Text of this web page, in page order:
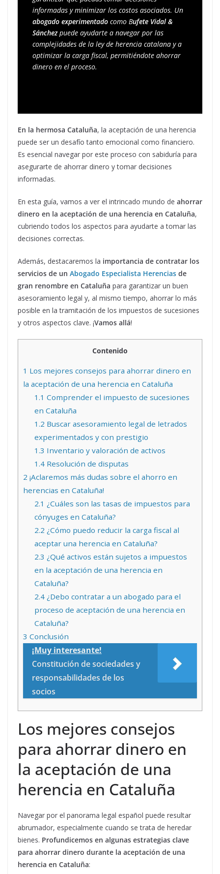
abogado experimentado como Bufete Vidal &
Sánchez puede ayudarte a navegar por las
complejidades de la ley de herencia catalana y a
optimizar la carga fiscal, permitiéndote ahorrar
dinero en el proceso.
En la hermosa Cataluña, la aceptación de una herencia
puede ser un desafío tanto emocional como financiero.
Es esencial navegar por este proceso con sabiduría para
asegurarte de ahorrar dinero y tomar decisiones
informadas.
En esta guía, vamos a ver el intrincado mundo de ahorrar
dinero en la aceptación de una herencia en Cataluña,
cubriendo todos los aspectos para ayudarte a tomar las
decisiones correctas.
Además, destacaremos la importancia de contratar los
servicios de un Abogado Especialista Herencias de
gran renombre en Cataluña para garantizar un buen
asesoramiento legal y, al mismo tiempo, ahorrar lo más
posible en la tramitación de los impuestos de sucesiones
y otros aspectos clave. ¡Vamos allá!
Contenido
1 Los mejores consejos para ahorrar dinero en
la aceptación de una herencia en Cataluña
1.1 Comprender el impuesto de sucesiones
en Cataluña
1.2 Buscar asesoramiento legal de letrados
experimentados y con prestigio
1.3 Inventario y valoración de activos
1.4Resolución de disputas
2 ¡Aclaremos más dudas sobre el ahorro en
herencias en Cataluña!
2.1 ¿Cuáles son las tasas de impuestos para
cónyuges en Cataluña?
2.2 ¿Cómo puedo reducir la carga fiscal al
aceptar una herencia en Cataluña?
2.3 ¿Qué activos están sujetos a impuestos
en la aceptación de una herencia en
Cataluña?
2.4¿Debo contratar a un abogado para el
proceso de aceptación de una herencia en
Cataluña?
3 Conclusión
¡Muy interesante!
Constitución de sociedades y
responsabilidades de los
socios
Los mejores consejos
para ahorrar dinero en
la aceptación de una
herencia en Cataluña
Navegar por el panorama legal español puede resultar
abrumador, especialmente cuando se trata de heredar
bienes. Profundicemos en algunas estrategias clave
para ahorrar dinero durante la aceptación de una
herencia en Cataluña: